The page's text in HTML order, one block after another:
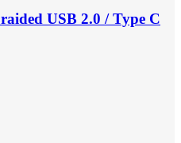
USB 2.0 / Type C